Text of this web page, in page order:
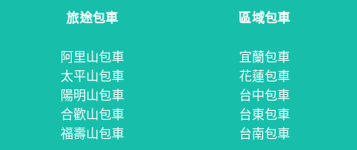
旅途包車
阿里山包車
太平山包車
陽明山包車
合歡山包車
福壽山包車
區域包車
宜蘭包車
花蓮包車
台中包車
台東包車
台南包車